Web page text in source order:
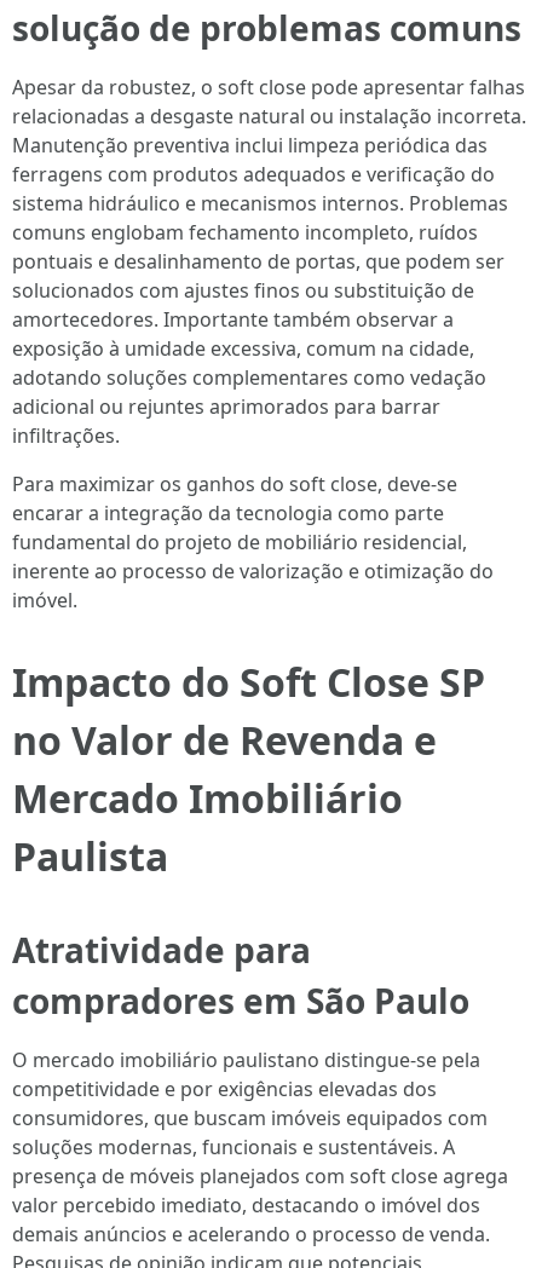
solução de problemas comuns
Apesar da robustez, o soft close pode apresentar falhas
relacionadas a desgaste natural ou instalação incorreta.
Manutenção preventiva inclui limpeza periódica das
ferragens com produtos adequados e verificação do
sistema hidráulico e mecanismos internos. Problemas
comuns englobam fechamento incompleto, ruídos
pontuais e desalinhamento de portas, que podem ser
solucionados com ajustes finos ou substituição de
amortecedores. Importante também observar a
exposição à umidade excessiva, comum na cidade,
adotando soluções complementares como vedação
adicional ou rejuntes aprimorados para barrar
infiltrações.
Para maximizar os ganhos do soft close, deve-se
encarar a integração da tecnologia como parte
fundamental do projeto de mobiliário residencial,
inerente ao processo de valorização e otimização do
imóvel.
Impacto do Soft Close SP
no Valor de Revenda e
Mercado Imobiliário
Paulista
Atratividade para
compradores em São Paulo
O mercado imobiliário paulistano distingue-se pela
competitividade e por exigências elevadas dos
consumidores, que buscam imóveis equipados com
soluções modernas, funcionais e sustentáveis. A
presença de móveis planejados com soft close agrega
valor percebido imediato, destacando o imóvel dos
demais anúncios e acelerando o processo de venda.